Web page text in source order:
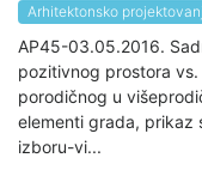
Arhitektonsko
AP45-03.05.2016.
pozitivnog prostora
porodičnog u
elementi grada, prikaz
izboru-vi...